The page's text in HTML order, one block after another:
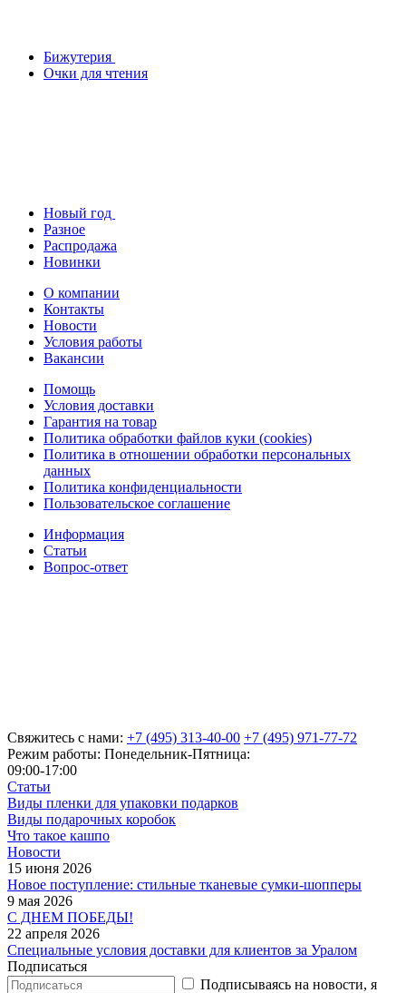
Бижутерия
Очки для чтения
Новый год
Разное
Распродажа
Новинки
О компании
Контакты
Новости
Условия работы
Вакансии
Помощь
Условия доставки
Гарантия на товар
Политика обработки файлов куки (cookies)
Политика в отношении обработки персональных
данных
Политика конфиденциальности
Пользовательское соглашение
Информация
Статьи
Вопрос-ответ
Свяжитесь с нами: +7 (495) 313-40-00 +7 (495) 971-77-72
Режим работы: Понедельник-Пятница:
09:00-17:00
Статьи
Виды пленки для упаковки подарков
Виды подарочных коробок
Что такое кашпо
Новости
15 июня 2026
Новое поступление: стильные тканевые сумки-шопперы
9 мая 2026
С ДНЕМ ПОБЕДЫ!
22 апреля 2026
Специальные условия доставки для клиентов за Уралом
Подписаться
Подписываясь на новости, я